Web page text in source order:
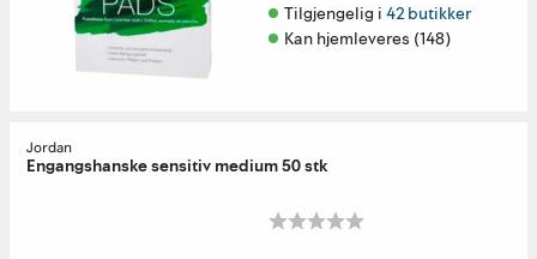
Tilgjengelig i 42 butikker
Kan hjemleveres (148)
Jordan
Engangshanske sensitiv medium 50 stk